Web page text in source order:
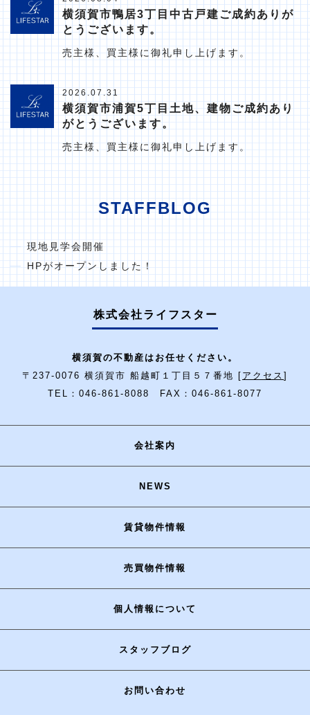
横須賀市鴨居3丁目中古戸建ご成約ありが
とうございます。
売主様、買主様に御礼申し上げます。
2026.07.31
横須賀市浦賀5丁目土地、建物ご成約あり
がとうございます。
売主様、買主様に御礼申し上げます。
STAFFBLOG
現地見学会開催
HPがオープンしました！
株式会社ライフスター
横須賀の不動産はお任せください。
〒237-0076 横須賀市 船越町１丁目５７番地 [ アクセス ]
TEL：046-861-8088 FAX：046-861-8077
会社案内
NEWS
賃貸物件情報
売買物件情報
個人情報について
スタッフブログ
お問い合わせ